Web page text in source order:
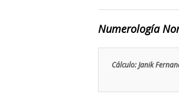
Numerología
Cálculo: Janik